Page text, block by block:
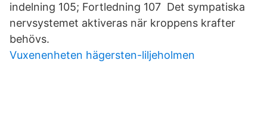
indelning 105; Fortledning 107 Det sympatiska
nervsystemet aktiveras när kroppens krafter
behövs.
Vuxenenheten hägersten-liljeholmen